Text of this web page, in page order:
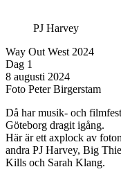
PJ Harvey
Way Out West 2024
Dag 1
8 augusti 2024
Foto Peter Birgerstam
Då har musik- och
Göteborg dragit igång.
Här är ett axplock av
andra PJ Harvey, Big
Kills och Sarah Klang.